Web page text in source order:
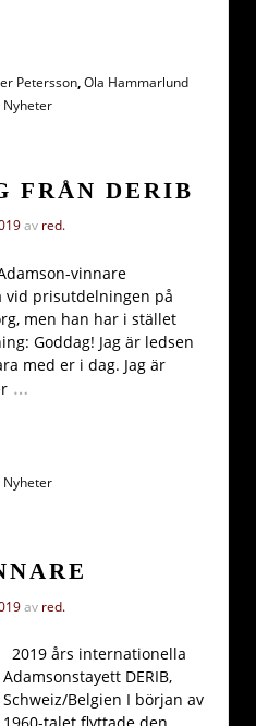
Petersson,Ola Hammarlund
Nyheter
FRÅN DERIB
av red.
vinnare
vid prisutdelningen på
men han har i stället
Goddag! Jag är ledsen
med er i dag. Jag är
…
Nyheter
av red.
2019 års internationella
Adamsonstayett DERIB,
Schweiz/Belgien I början av